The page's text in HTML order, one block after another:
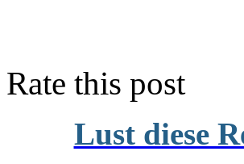
Rate this post
Lust diese